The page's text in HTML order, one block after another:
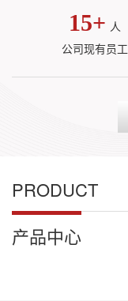
15+ 人
公司现有员工
PRODUCT
产品中心